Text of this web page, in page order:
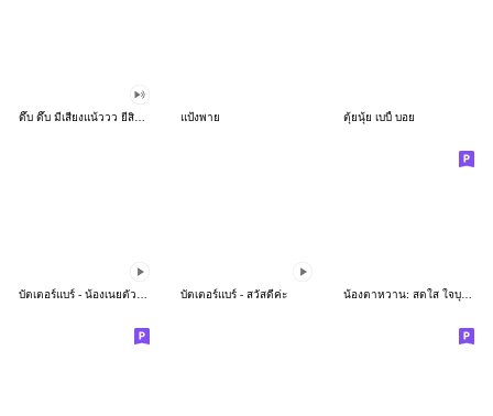
แป้งพาย ตุ้ยนุ้ย เบบี้ บอย
บัตเตอร์แบร์ - สวัสดีค่ะ น้องตาหวาน: สดใส ใจบุญ (สีพาสเทล)